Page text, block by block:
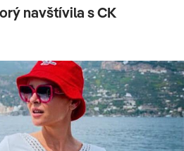
navštívila s CK